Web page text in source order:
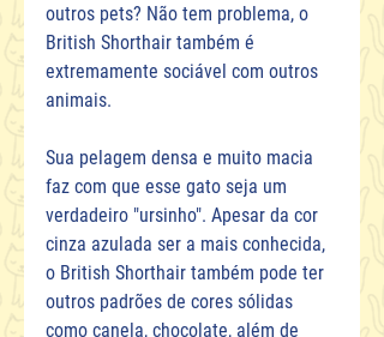
outros pets? Não tem problema, o
British Shorthair também é
extremamente sociável com outros
animais.
Sua pelagem densa e muito macia
faz com que esse gato seja um
verdadeiro "ursinho". Apesar da cor
cinza azulada ser a mais conhecida,
o British Shorthair também pode ter
outros padrões de cores sólidas
como canela, chocolate, além de